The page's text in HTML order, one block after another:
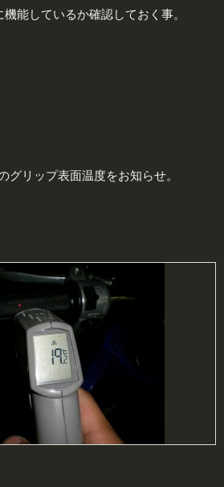
能しているか確認しておく事。
グリップ表面温度をお知らせ。